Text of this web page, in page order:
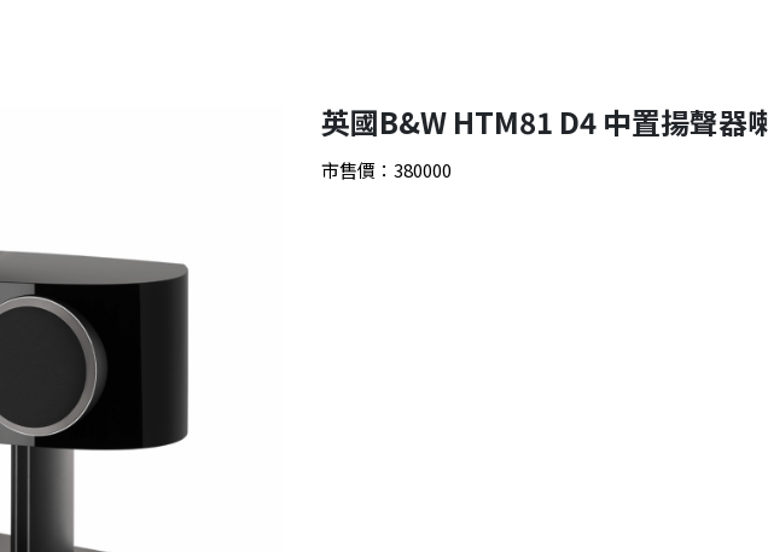
英國B&W HTM81 D4 中置揚聲器
市售價：380000